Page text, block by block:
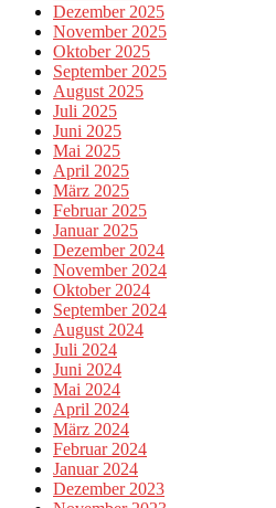
Dezember 2025
November 2025
Oktober 2025
September 2025
August 2025
Juli 2025
Juni 2025
Mai 2025
April 2025
März 2025
Februar 2025
Januar 2025
Dezember 2024
November 2024
Oktober 2024
September 2024
August 2024
Juli 2024
Juni 2024
Mai 2024
April 2024
März 2024
Februar 2024
Januar 2024
Dezember 2023